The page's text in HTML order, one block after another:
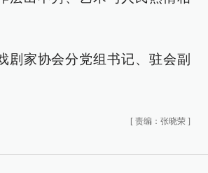
剧家协会分党组书记、驻会副
[ 责编：张晓荣 ]